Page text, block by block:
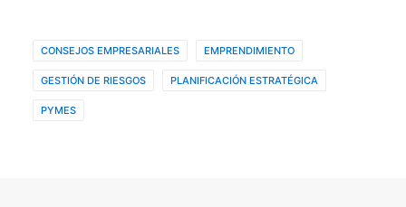
CONSEJOS EMPRESARIALES EMPRENDIMIENTO
GESTIÓN DE RIESGOS PLANIFICACIÓN ESTRATÉGICA
PYMES